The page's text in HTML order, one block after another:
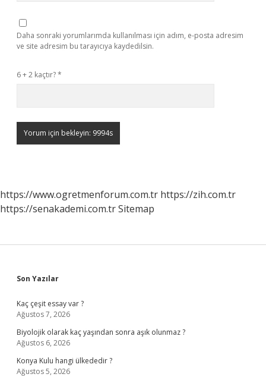
Daha sonraki yorumlarımda kullanılması için adım, e-posta adresim
ve site adresim bu tarayıcıya kaydedilsin.
6 + 2 kaçtır?*
https://www.ogretmenforum.com.tr https://zih.com.tr
https://senakademi.com.trSitemap
Sidebar
Son Yazılar
Kaç çeşit essay var ?
Ağustos 7, 2026
Biyolojik olarak kaç yaşından sonra aşık olunmaz ?
Ağustos 6, 2026
Konya Kulu hangi ülkededir ?
Ağustos 5, 2026